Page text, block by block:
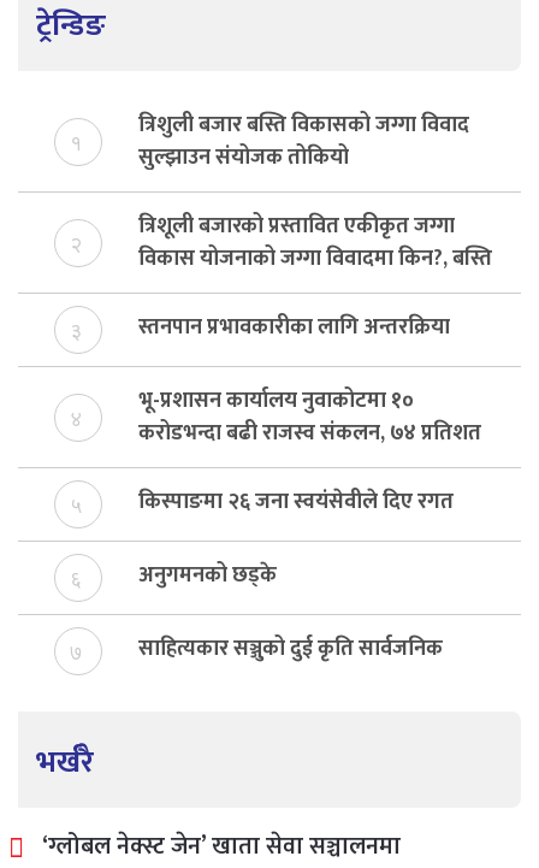
ट्रेन्डिङ
१
त्रिशुली बजार बस्ति विकासको जग्गा विवाद
सुल्झाउन संयोजक तोकियो
२
त्रिशूली बजारको प्रस्तावित एकीकृत जग्गा
विकास योजनाको जग्गा विवादमा किन?, बस्ति
विकास दर्ता नभए समिति विघटन हुने
३ स्तनपान प्रभावकारीका लागि अन्तरक्रिया
४
भू-प्रशासन कार्यालय नुवाकोटमा १०
करोडभन्दा बढी राजस्व संकलन, ७४ प्रतिशत
बेरुजु फर्छयौट
५ किस्पाङमा २६ जना स्वयंसेवीले दिए रगत
६ अनुगमनको छड्के
७ साहित्यकार सञ्जुको दुई कृति सार्वजनिक
भर्खरै
‘ग्लोबल नेक्स्ट जेन’ खाता सेवा सञ्चालनमा